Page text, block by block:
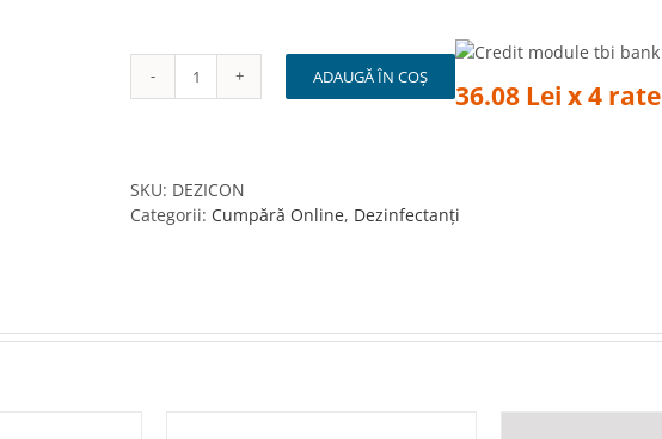
Cantitate
de
nivel
ADAUGĂ ÎN COȘ
36.08 Lei x 4 rate
SKU: DEZICON
Categorii: Cumpără Online, Dezinfectanți